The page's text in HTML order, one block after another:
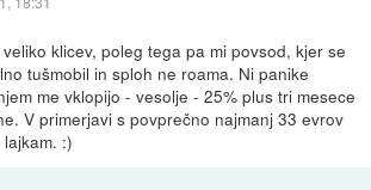
klicev, poleg tega pa mi povsod, kjer se
tušmobil in sploh ne roama. Ni panike
me vklopijo - vesolje - 25% plus tri mesece
V primerjavi s povprečno najmanj 33 evrov
:)